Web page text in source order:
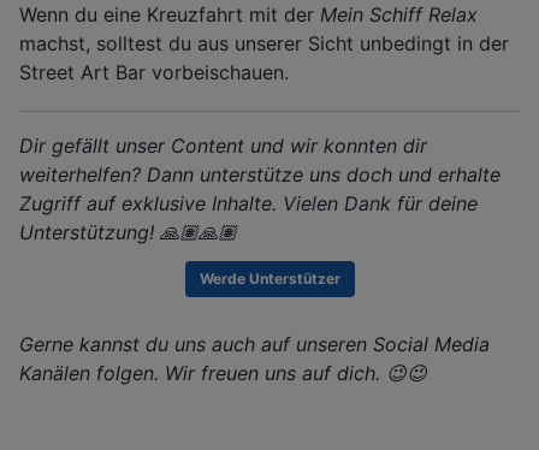
Wenn du eine Kreuzfahrt mit der Mein Schiff Relax
machst, solltest du aus unserer Sicht unbedingt in der
Street Art Bar vorbeischauen.
Dir gefällt unser Content und wir konnten dir
weiterhelfen? Dann unterstütze uns doch und erhalte
Zugriff auf exklusive Inhalte. Vielen Dank für deine
Unterstützung! 🙏🏽🙏🏽
Werde Unterstützer
Gerne kannst du uns auch auf unseren Social Media
Kanälen folgen. Wir freuen uns auf dich. 😉😉